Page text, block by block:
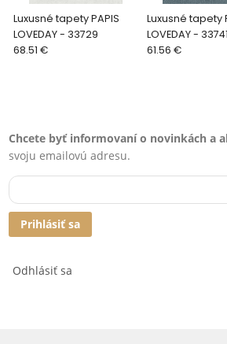
Luxusné tapety PAPIS
LOVEDAY - 33729
68.51 €
Luxusné tapety
LOVEDAY - 33741
61.56 €
Chcete byť informovaní o novinkách a
svoju emailovú adresu.
Prihlásiť sa
Odhlásiť sa